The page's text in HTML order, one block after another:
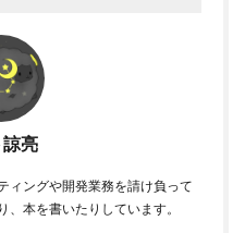
亮
ィングや開発業務を請け負って
本を書いたりしています。